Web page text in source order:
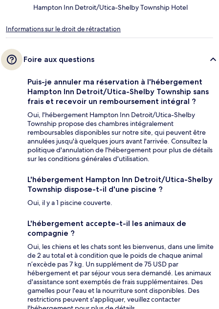
Hampton Inn Detroit/Utica-Shelby Township Hotel
Informations sur le droit de rétractation
Foire aux questions
Puis-je annuler ma réservation à l'hébergement
Hampton Inn Detroit/Utica-Shelby Township sans
frais et recevoir un remboursement intégral ?
Oui, l'hébergement Hampton Inn Detroit/Utica-Shelby
Township propose des chambres intégralement
remboursables disponibles sur notre site, qui peuvent être
annulées jusqu'à quelques jours avant l'arrivée. Consultez la
politique d'annulation de l'hébergement pour plus de détails
sur les conditions générales d'utilisation.
L'hébergement Hampton Inn Detroit/Utica-Shelby
Township dispose-t-il d'une piscine ?
Oui, il y a 1 piscine couverte.
L'hébergement accepte-t-il les animaux de
compagnie ?
Oui, les chiens et les chats sont les bienvenus, dans une limite
de 2 au total et à condition que le poids de chaque animal
n’excède pas 7 kg. Un supplément de 75 USD par
hébergement et par séjour vous sera demandé. Les animaux
d'assistance sont exemptés de frais supplémentaires. Des
gamelles pour l'eau et la nourriture sont disponibles. Des
restrictions peuvent s'appliquer, veuillez contacter